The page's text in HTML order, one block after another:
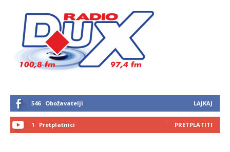
546 Obožavatelji LAJKAJ
1 Pretplatnici PRETPLATITI